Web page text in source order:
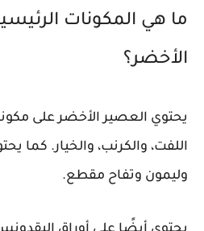
ما هي المكونات
الأخضر؟
يحتوي العصير الأخضر على
اللفت، والكرنب، والخيار. كما
وليمون وتفاح مقطع.